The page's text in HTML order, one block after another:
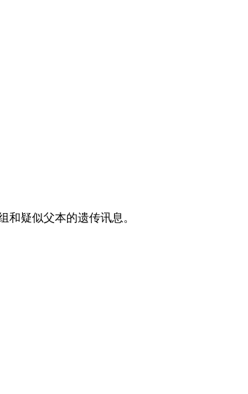
疑似父本的遗传讯息。